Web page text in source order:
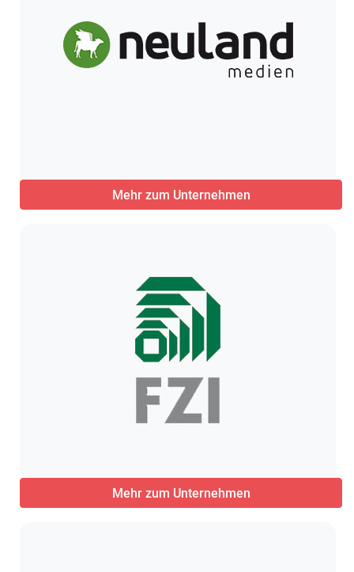
Mehr zum Unternehmen
Mehr zum Unternehmen